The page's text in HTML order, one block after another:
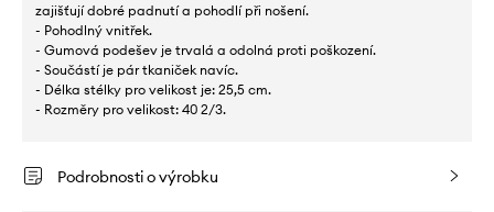
zajišťují dobré padnutí a pohodlí při nošení.
- Pohodlný vnitřek.
- Gumová podešev je trvalá a odolná proti poškození.
- Součástí je pár tkaniček navíc.
- Délka stélky pro velikost je: 25,5 cm.
- Rozměry pro velikost: 40 2/3.
Podrobnosti o výrobku